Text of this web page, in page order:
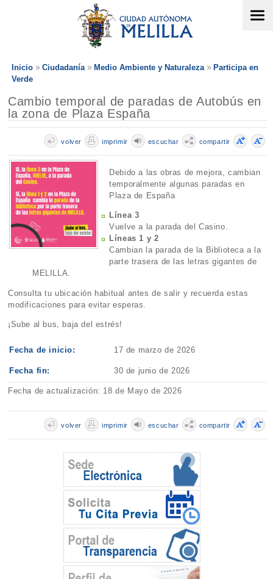
Inicio Ciudadanía Medio Ambiente y Naturaleza
Participa en
Verde
Cambio temporal de paradas de Autobús en
la zona de Plaza España
compartir
escuchar
imprimir
volver
Debido a las obras de mejora, cambian
temporalmente algunas paradas en
Plaza de España
Línea 3
Vuelve a la parada del Casino.
Líneas 1 y 2
Cambian la parada de la Biblioteca a la
parte trasera de las letras gigantes de
MELILLA.
Consulta tu ubicación habitual antes de salir y recuerda estas
modificaciones para evitar esperas.
¡Sube al bus, baja del estrés!
Fecha de inicio: 17 de marzo de 2026
Fecha fin: 30 de junio de 2026
Fecha de actualización: 18 de Mayo de 2026
compartir
escuchar
imprimir
volver